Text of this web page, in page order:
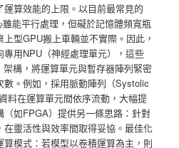
算效能的上限。以目前最常見的
能平行處理，但礙於記憶體頻寬瓶
型GPU搬上車輛並不實際。因此，
用NPU（神經處理單元），這些
構，將運算單元與暫存器陣列緊密
。例如，採用脈動陣列（Systolic
料在運算單元間依序流動，大幅提
如FPGA）提供另一條思路：針對
靈活性與效率間取得妥協。最佳化
模式：若模型以卷積運算為主，則